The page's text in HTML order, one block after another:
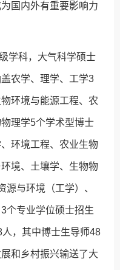
国内外有重要影响力
学科，大气科学硕士
农学、理学、工学3
环境与能源工程、农
理学5个学术型博士
环境工程、农业生物
境、土壤学、生物物
源与环境（工学）、
个专业学位硕士招生
，其中博士生导师48
和乡村振兴输送了大